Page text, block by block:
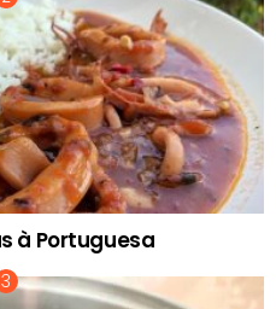
à Portuguesa